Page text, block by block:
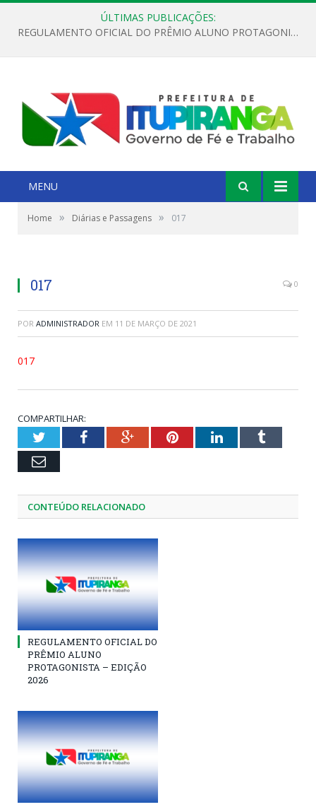
ÚLTIMAS PUBLICAÇÕES:
REGULAMENTO OFICIAL DO PRÊMIO ALUNO PROTAGONISTA – EDIÇÃO 2026
MENU
Home » Diárias e Passagens » 017
017 0
POR ADMINISTRADOR EM 11 DE MARÇO DE 2021
017
COMPARTILHAR:
TwitterFacebookGoogle+PinterestLinkedInTumblr
Email
CONTEÚDO RELACIONADO
REGULAMENTO OFICIAL DO
PRÊMIO ALUNO
PROTAGONISTA – EDIÇÃO
2026